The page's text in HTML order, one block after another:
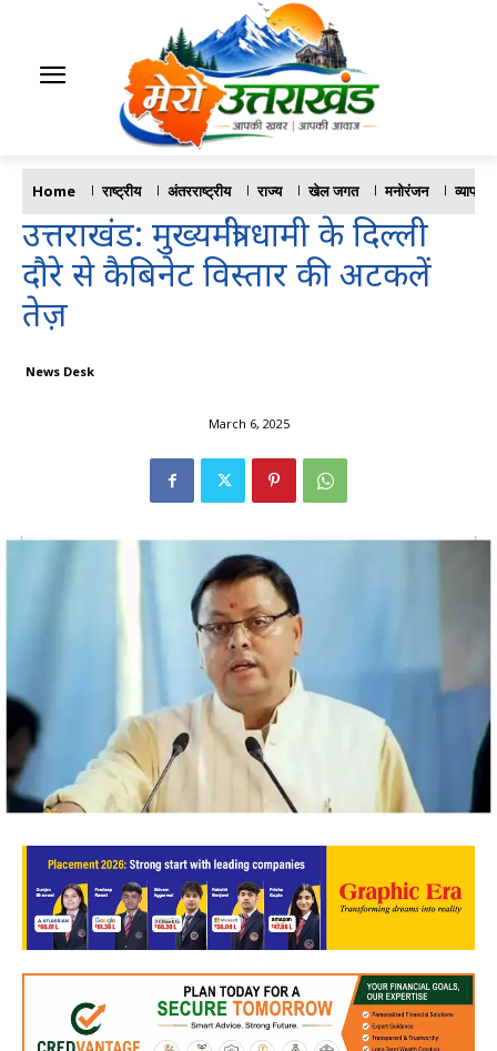
Home राष्ट्रीय अंतरराष्ट्रीय राज्य खेल जगत मनोरंजन व्यापार
उत्तराखंड: मुख्यमंत्री धामी के दिल्ली
दौरे से कैबिनेट विस्तार की अटकलें
तेज़
News Desk
March 6, 2025